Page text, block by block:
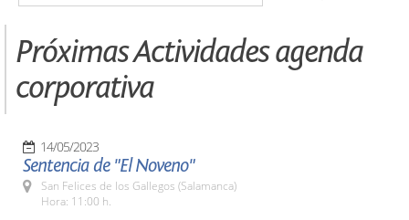
Próximas Actividades agenda
corporativa
14/05/2023
Sentencia de "El Noveno"
San Felices de los Gallegos (Salamanca)
Hora: 11:00 h.